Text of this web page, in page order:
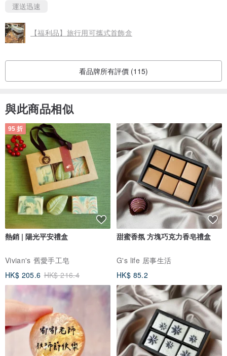
運送迅速
【福利品】旅行用可攜式首飾盒
看品牌所有評價 (115)
與此商品相似
95 折
熱銷 | 陽光平安禮盒
Vivian's 舊愛手工皂
HK$ 205.6 HK$ 216.4
甜蜜香氛 方塊巧克力香皂禮盒
G's life 居事生活
HK$ 85.2